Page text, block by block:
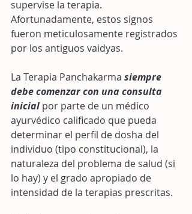
supervise la terapia.
Afortunadamente, estos signos
fueron meticulosamente registrados
por los antiguos vaidyas.
La Terapia Panchakarma siempre
debe comenzar con una consulta
inicial por parte de un médico
ayurvédico calificado que pueda
determinar el perfil de dosha del
individuo (tipo constitucional), la
naturaleza del problema de salud (si
lo hay) y el grado apropiado de
intensidad de la terapias prescritas.